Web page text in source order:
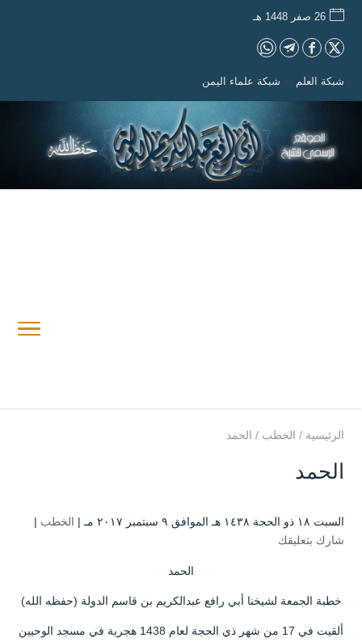
26 صفر 1448 هـ
شبكة العلم شبكة علماء اليمن
الرئيسية / الخطب / الحمد
الحمد
السبت ۱۸ ذو الحجة ۱٤۳۸ هـ الموافق ۹ سبتمبر ۲۰۱۷ مـ | الخطب |
شارك بتعليقك
الحمد
خطبة الجمعة لشيخنا أبي رافع عبدالكريم بن قاسم الدولة (حفظه الله)
ألقيت في 17 من شهر ذي الحجة لعام 1438 هجرية في مسجد الوحيين